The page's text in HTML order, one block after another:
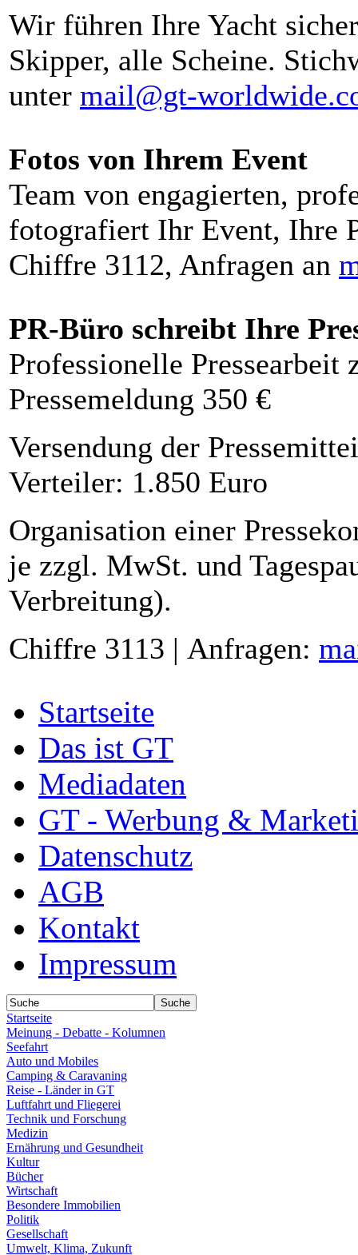
Wir führen Ihre Yacht
Skipper, alle Scheine.
unter mail@gt-
Fotos von Ihrem Event
Team von engagierten,
fotografiert Ihr Event, Ihre
Chiffre 3112, Anfragen an
PR-Büro schreibt Ihre
Professionelle Pressearbeit
Pressemeldung 350 €
Versendung der
Verteiler: 1.850 Euro
Organisation einer
je zzgl. MwSt. und
Verbreitung).
Chiffre 3113 | Anfragen:
Startseite
Das ist GT
Mediadaten
GT - Werbung &
Datenschutz
AGB
Kontakt
Impressum
Startseite
Meinung - Debatte - Kolumnen
Seefahrt
Auto und Mobiles
Camping & Caravaning
Reise - Länder in GT
Luftfahrt und Fliegerei
Technik und Forschung
Medizin
Ernährung und Gesundheit
Kultur
Bücher
Wirtschaft
Besondere Immobilien
Politik
Gesellschaft
Umwelt, Klima, Zukunft